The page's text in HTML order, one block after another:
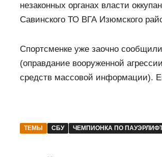
незаконных органах власти
Савинского ТО ВГА Изюмского
Спортсменке уже заочно
(оправдание вооруженной
средств массовой информации).
ТЕМЫ СБУ ЧЕМПИОНКА ПО